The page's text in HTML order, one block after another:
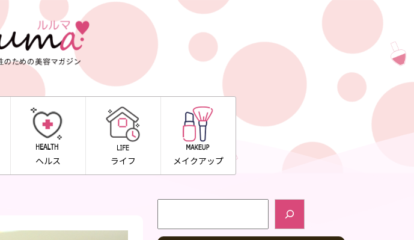
ヘルス ライフ メイクアップ
検索